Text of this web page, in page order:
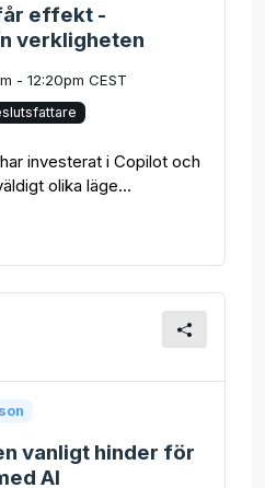
effekt -
verkligheten
- 12:20pm CEST
investerat i Copilot och
olika läge...
vanligt hinder för
AI